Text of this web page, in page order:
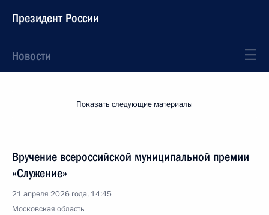
Президент России
Новости
Показать следующие материалы
Вручение всероссийской муниципальной премии
«Служение»
21 апреля 2026 года, 14:45
Московская область